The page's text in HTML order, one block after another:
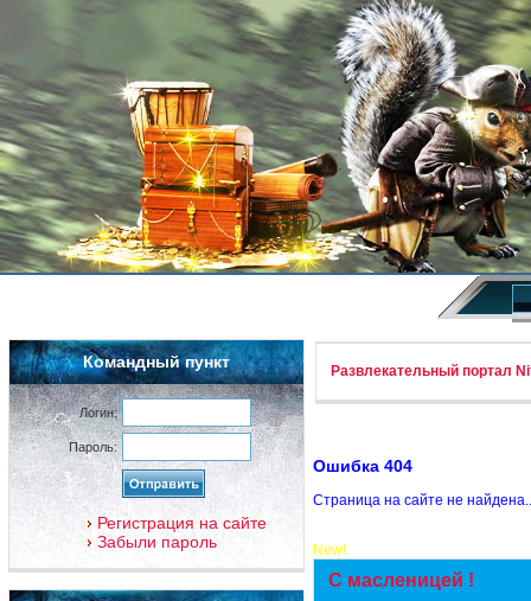
Командный пункт
Логин:
Пароль:
Регистрация на сайте
Забыли пароль
Развлекательный портал
Ошибка 404
Страница на сайте не
New!
С масленицей !